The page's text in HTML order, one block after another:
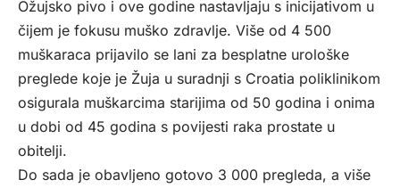
Ožujsko pivo i ove godine nastavljaju s inicijativom u
čijem je fokusu muško zdravlje. Više od 4 500
muškaraca prijavilo se lani za besplatne urološke
preglede koje je Žuja u suradnji s Croatia poliklinikom
osigurala muškarcima starijima od 50 godina i onima
u dobi od 45 godina s povijesti raka prostate u
obitelji.
Do sada je obavljeno gotovo 3 000 pregleda, a više